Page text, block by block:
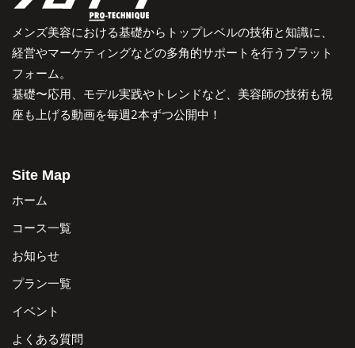
メンズ美容における基礎からトップレベルの技術と知識に、
経営やマーケティングなどの多角的サポートを行うプラット
フォーム。
基礎〜応用、モデル実践やトレンドなど、美容師の技術も視
座も上げる動画を毎週2本ずつ公開中！
Site Map
ホーム
コース一覧
お知らせ
プラン一覧
イベント
よくある質問